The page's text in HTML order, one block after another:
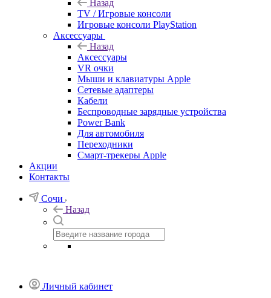
Назад
TV / Игровые консоли
Игровые консоли PlayStation
Аксессуары
Назад
Аксессуары
VR очки
Мыши и клавиатуры Apple
Сетевые адаптеры
Кабели
Беспроводные зарядные устройства
Power Bank
Для автомобиля
Переходники
Смарт-трекеры Apple
Акции
Контакты
Сочи
Назад
Личный кабинет